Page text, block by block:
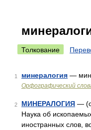
Толкование
1 минералогия —
Орфографический
2 МИНЕРАЛОГИЯ —
Наука об
иностранных слов,